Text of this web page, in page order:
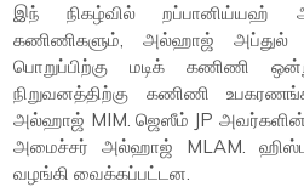
இந் நிகழ்வில் றப்பானிய்யஹ்
கணிணிகளும், அல்ஹாஜ் அப்துல்
பொறுப்பிற்கு மடிக் கணிணி
நிறுவனத்திற்கு கணிணி
அல்ஹாஜ் MIM. ஜெஸீம் JP அவர்களின்
அமைச்சர் அல்ஹாஜ் MLAM.
வழங்கி வைக்கப்பட்டன.